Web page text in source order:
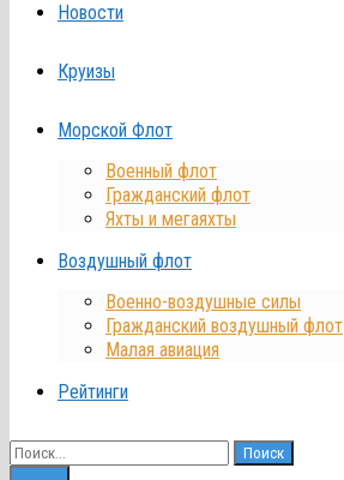
Новости
Круизы
Морской Флот
Военный флот
Гражданский флот
Яхты и мегаяхты
Воздушный флот
Военно-воздушные силы
Гражданский воздушный флот
Малая авиация
Рейтинги
Найти: